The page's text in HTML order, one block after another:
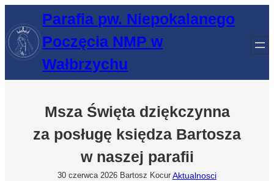
treści
Parafia pw. Niepokalanego
Poczęcia NMP w
Wałbrzychu
Msza Święta dziękczynna
za posługę księdza Bartosza
w naszej parafii
30 czerwca 2026 Bartosz Kocur Aktualnosci